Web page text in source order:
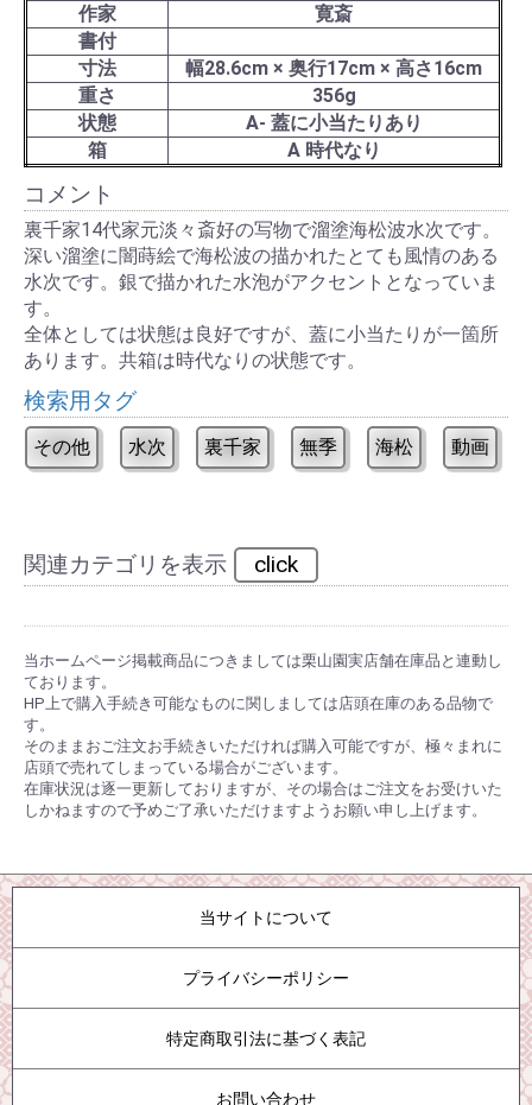
作家
寛斎
書付
寸法
幅28.6cm × 奥行17cm × 高さ16cm
重さ
356g
状態
A- 蓋に小当たりあり
箱
A 時代なり
コメント
裏千家14代家元淡々斎好の写物で溜塗海松波水次です。
深い溜塗に闇蒔絵で海松波の描かれたとても風情のある
水次です。銀で描かれた水泡がアクセントとなっていま
す。
全体としては状態は良好ですが、蓋に小当たりが一箇所
あります。共箱は時代なりの状態です。
検索用タグ
その他 水次 裏千家 無季 海松 動画
関連カテゴリを表示 click
当ホームページ掲載商品につきましては栗山園実店舗在庫品と連動し
ております。
HP上で購入手続き可能なものに関しましては店頭在庫のある品物で
す。
そのままおご注文お手続きいただければ購入可能ですが、極々まれに
店頭で売れてしまっている場合がございます。
在庫状況は逐一更新しておりますが、その場合はご注文をお受けいた
しかねますので予めご了承いただけますようお願い申し上げます。
当サイトについて
プライバシーポリシー
特定商取引法に基づく表記
お問い合わせ